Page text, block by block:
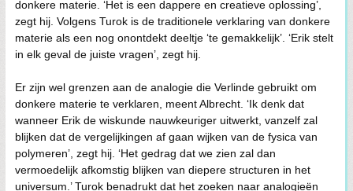
donkere materie. ‘Het is een dappere en creatieve oplossing’,
zegt hij. Volgens Turok is de traditionele verklaring van donkere
materie als een nog onontdekt deeltje ‘te gemakkelijk’. ‘Erik stelt
in elk geval de juiste vragen’, zegt hij.
Er zijn wel grenzen aan de analogie die Verlinde gebruikt om
donkere materie te verklaren, meent Albrecht. ‘Ik denk dat
wanneer Erik de wiskunde nauwkeuriger uitwerkt, vanzelf zal
blijken dat de vergelijkingen af gaan wijken van de fysica van
polymeren’, zegt hij. ‘Het gedrag dat we zien zal dan
vermoedelijk afkomstig blijken van diepere structuren in het
universum.’ Turok benadrukt dat het zoeken naar analogieën